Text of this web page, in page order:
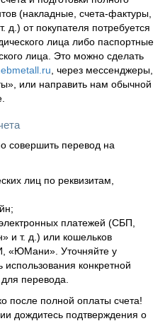
(накладные, счета-фактуры,
д.) от покупателя потребуется
лица либо паспортные
лица. Это можно сделать
, через мессенджеры,
или направить нам обычной
совершить перевод на
лиц по реквизитам,
платежей (СБП,
и т. д.) или кошельков
«ЮМани». Уточняйте у
конкретной
перевода.
после полной оплаты счета!
дождитесь подтверждения о